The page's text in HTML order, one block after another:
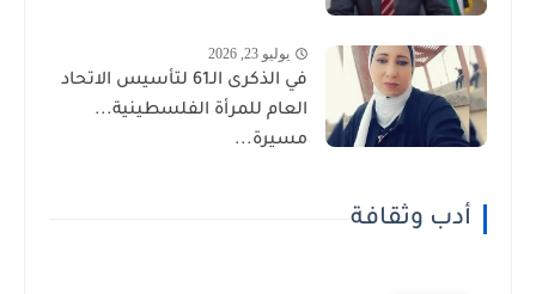
يوليو 23, 2026
في الذكرى الـ61 لتأسيس الاتحاد
العام للمرأة الفلسطينية...
مسيرة...
أدب وثقافة